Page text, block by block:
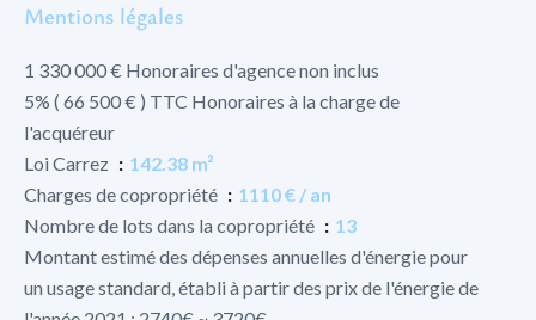
Mentions légales
1 330 000 € Honoraires d'agence non inclus
5% ( 66 500 € ) TTC Honoraires à la charge de
l'acquéreur
Loi Carrez
142.38 m²
Charges de copropriété
1110 € / an
Nombre de lots dans la copropriété
13
Montant estimé des dépenses annuelles d'énergie pour
un usage standard, établi à partir des prix de l'énergie de